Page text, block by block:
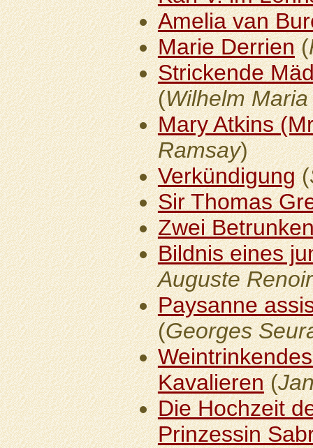
Amelia van
Marie Derrien(
Strickende
(Wilhelm
Mary Atkins
Ramsay)
Verkündigung(
Sir Thomas
Zwei
Bildnis eines
Auguste Renoir
Paysanne
(Georges
Kavalieren(
Die Hochzeit
Prinzessin